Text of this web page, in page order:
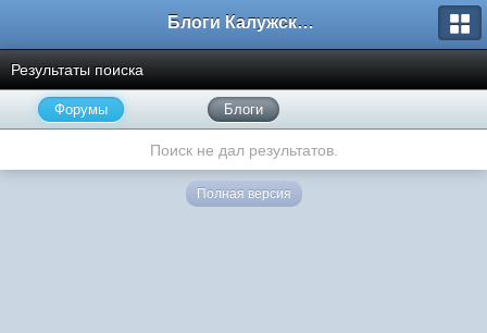
Блоги Калужского перекрестка
Результаты поиска
Форумы Блоги
Поиск не дал результатов.
Полная версия